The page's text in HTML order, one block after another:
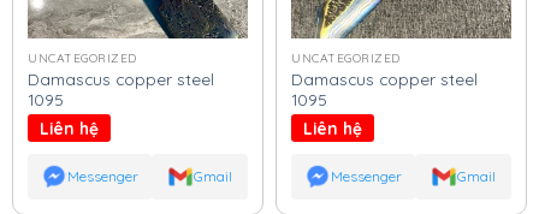
UNCATEGORIZED
Damascus copper steel
1095
Liên hệ
Messenger Gmail
UNCATEGORIZED
Damascus copper steel
1095
Liên hệ
Messenger Gmail